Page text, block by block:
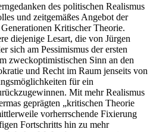
des politischen Realismus
und zeitgemäßes Angebot der
Kritischer Theorie.
diejenige Lesart, die von Jürgen
sich am Pessimismus der ersten
zweckoptimistischen Sinn an den
und Recht im Raum jenseits von
für ein
Mit mehr Realismus
geprägten „kritischen Theorie
vorherrschende Fixierung
Fortschritts hin zu mehr